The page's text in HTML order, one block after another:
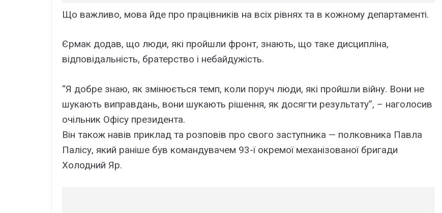
Що важливо, мова йде про працівників на всіх рівнях та в кожному департаменті.
Єрмак додав, що люди, які пройшли фронт, знають, що таке дисципліна,
відповідальність, братерство і небайдужість.
“Я добре знаю, як змінюється темп, коли поруч люди, які пройшли війну. Вони не
шукають виправдань, вони шукають рішення, як досягти результату”, – наголосив
очільник Офісу президента.
Він також навів приклад та розповів про свого заступника — полковника Павла
Палісу, який раніше був командувачем 93-ї окремої механізованої бригади
Холодний Яр.